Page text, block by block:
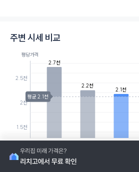
주변 시세 비교
대전아이파
크시티2단지
대전아이파
힐스테이트 도안
1.5천
2천
2.5천
평당가격
2.7천
2.2천
2.1천
평균 2.1천